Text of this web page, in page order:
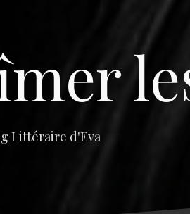
Littéraire d'Eva